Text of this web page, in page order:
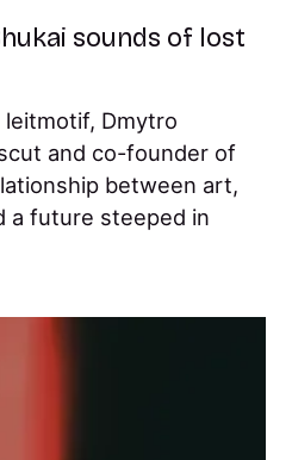
sounds of lost
leitmotif, Dmytro
and co-founder of
between art,
a future steeped in